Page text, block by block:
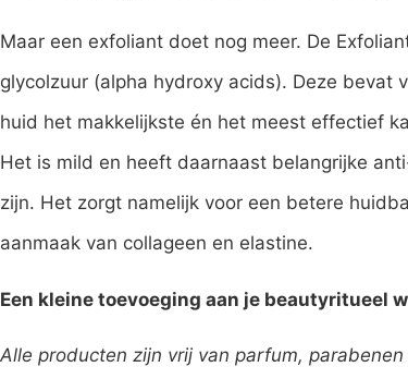
Maar een exfoliant doet nog meer. De
glycolzuur (alpha hydroxy acids). Deze bevat
huid het makkelijkste én het meest effectief
Het is mild en heeft daarnaast belangrijke
zijn. Het zorgt namelijk voor een betere
aanmaak van collageen en elastine.
Een kleine toevoeging aan je beautyritueel
Alle producten zijn vrij van parfum,